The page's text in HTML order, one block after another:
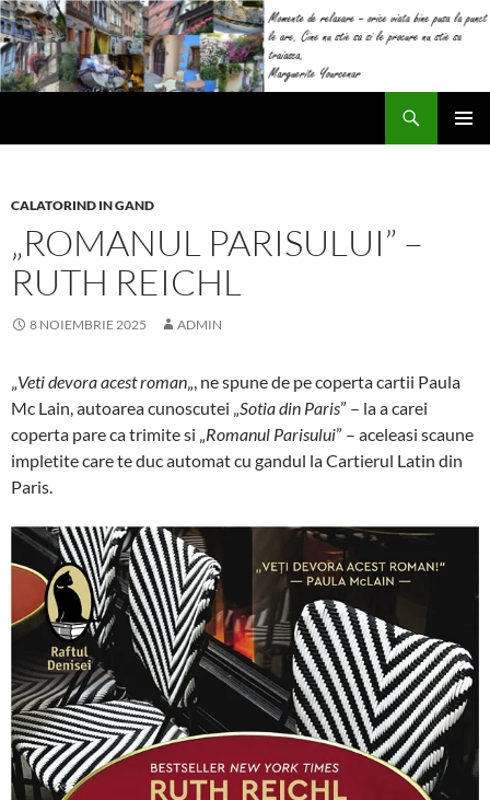
Sari
la
conținut
CALATORIND IN GAND
„ROMANUL PARISULUI” –
RUTH REICHL
8 NOIEMBRIE 2025 ADMIN
Veti devora acest roman „, ne spune de pe coperta cartii Paula
Mc Lain, autoarea cunoscutei „ Sotia din Paris” – la a carei
coperta pare ca trimite si „ Romanul Parisului” – aceleasi scaune
impletite care te duc automat cu gandul la Cartierul Latin din
Paris.